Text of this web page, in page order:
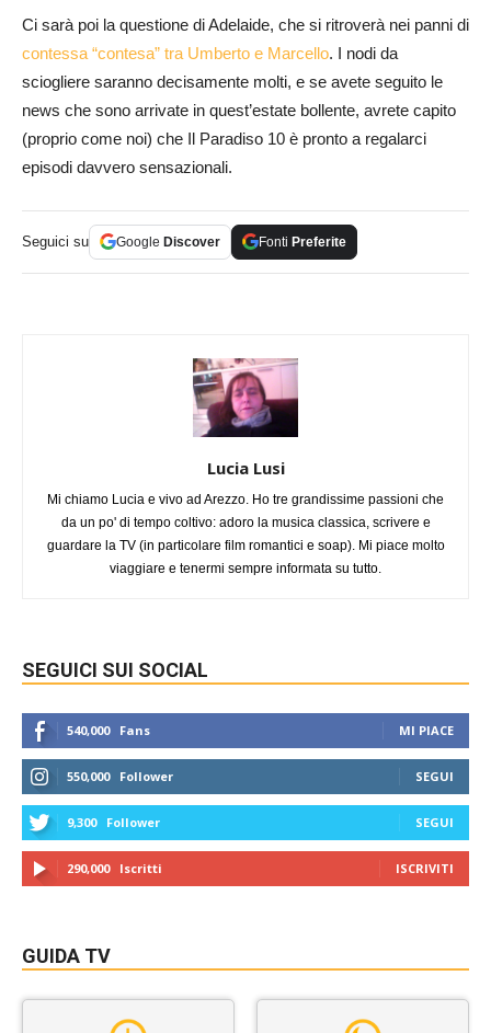
Ci sarà poi la questione di Adelaide, che si ritroverà nei panni di
contessa “contesa” tra Umberto e Marcello. I nodi da
sciogliere saranno decisamente molti, e se avete seguito le
news che sono arrivate in quest’estate bollente, avrete capito
(proprio come noi) che Il Paradiso 10 è pronto a regalarci
episodi davvero sensazionali.
Seguici su Google Discover Fonti Preferite
Lucia Lusi
Mi chiamo Lucia e vivo ad Arezzo. Ho tre grandissime passioni che
da un po' di tempo coltivo: adoro la musica classica, scrivere e
guardare la TV (in particolare film romantici e soap). Mi piace molto
viaggiare e tenermi sempre informata su tutto.
SEGUICI SUI SOCIAL
540,000 Fans MI PIACE
550,000 Follower SEGUI
9,300 Follower SEGUI
290,000 Iscritti ISCRIVITI
GUIDA TV